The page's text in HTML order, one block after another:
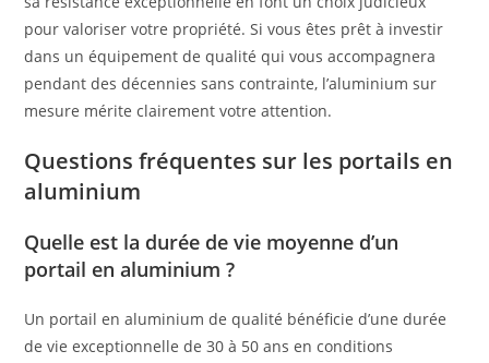
pour valoriser votre propriété. Si vous êtes prêt à investir
dans un équipement de qualité qui vous accompagnera
pendant des décennies sans contrainte, l’aluminium sur
mesure mérite clairement votre attention.
Questions fréquentes sur les portails en
aluminium
Quelle est la durée de vie moyenne d’un
portail en aluminium ?
Un portail en aluminium de qualité bénéficie d’une durée
de vie exceptionnelle de 30 à 50 ans en conditions